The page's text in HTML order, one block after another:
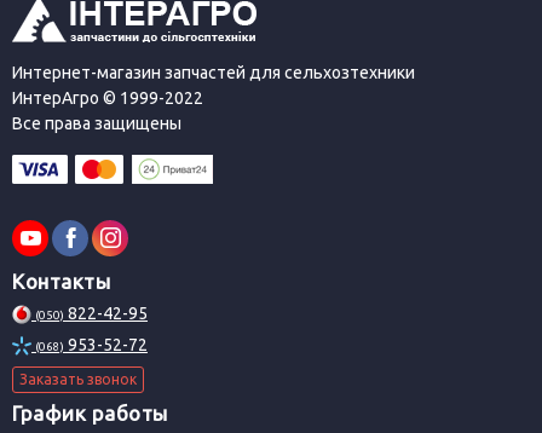
Интернет-магазин запчастей для сельхозтехники
ИнтерАгро © 1999-2022
Все права защищены
Контакты
(050) 822-42-95
(068) 953-52-72
Заказать звонок
График работы